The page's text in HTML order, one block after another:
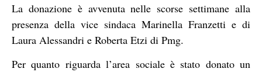
La donazione è avvenuta nelle scorse settimane alla
presenza della vice sindaca Marinella Franzetti e di
Laura Alessandri e Roberta Etzi di Pmg.
Per quanto riguarda l’area sociale è stato donato un